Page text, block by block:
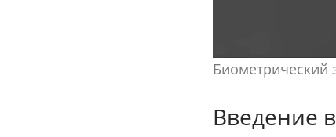
Биометрический
Введение